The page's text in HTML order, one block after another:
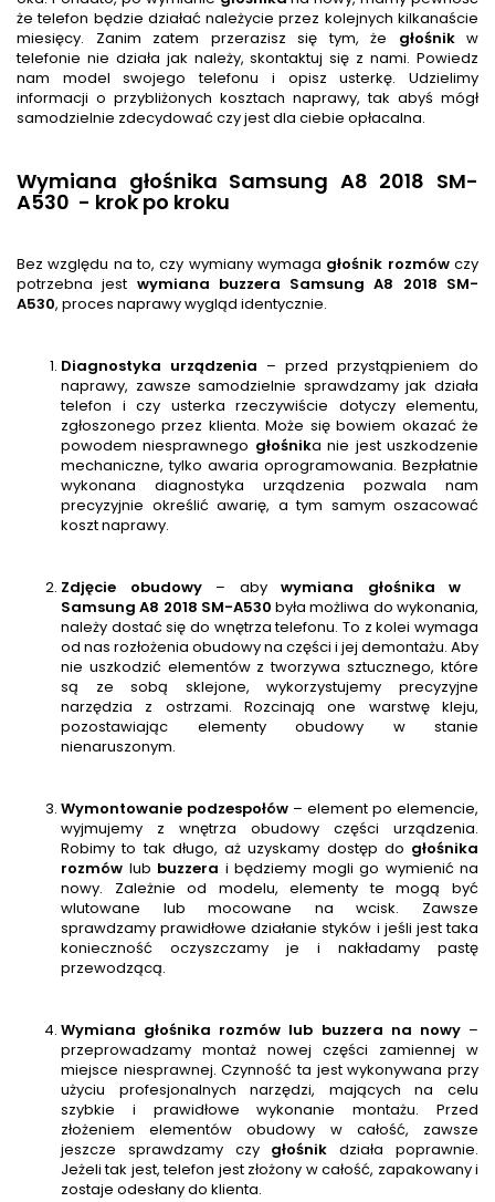
że telefon będzie działać należycie przez kolejnych kilkanaście
miesięcy. Zanim zatem przerazisz się tym, że głośnikw
telefonie nie działa jak należy, skontaktuj się z nami. Powiedz
nam model swojego telefonu i opisz usterkę. Udzielimy
informacji o przybliżonych kosztach naprawy, tak abyś mógł
samodzielnie zdecydować czy jest dla ciebie opłacalna.
Wymiana głośnika Samsung A8 2018 SM-
A530 - krok po kroku
Bez względu na to, czy wymiany wymaga głośnik rozmówczy
potrzebna jest wymiana buzzera Samsung A8 2018 SM-
A530, proces naprawy wygląd identycznie.
Diagnostyka urządzenia – przed przystąpieniem do
naprawy, zawsze samodzielnie sprawdzamy jak działa
telefon i czy usterka rzeczywiście dotyczy elementu,
zgłoszonego przez klienta. Może się bowiem okazać że
powodem niesprawnego głośnika nie jest uszkodzenie
mechaniczne, tylko awaria oprogramowania. Bezpłatnie
wykonana diagnostyka urządzenia pozwala nam
precyzyjnie określić awarię, a tym samym oszacować
koszt naprawy.
Zdjęcie obudowy– abywymiana głośnika w
Samsung A8 2018 SM-A530 była możliwa do wykonania,
należy dostać się do wnętrza telefonu. To z kolei wymaga
od nas rozłożenia obudowy na części i jej demontażu. Aby
nie uszkodzić elementów z tworzywa sztucznego, które
są ze sobą sklejone, wykorzystujemy precyzyjne
narzędzia z ostrzami. Rozcinają one warstwę kleju,
pozostawiając elementy obudowy w stanie
nienaruszonym.
Wymontowanie podzespołów – element po elemencie,
wyjmujemy z wnętrza obudowy części urządzenia.
Robimy to tak długo, aż uzyskamy dostęp do głośnika
rozmów lub buzzera i będziemy mogli go wymienić na
nowy. Zależnie od modelu, elementy te mogą być
wlutowane lub mocowane na wcisk. Zawsze
sprawdzamy prawidłowe działanie styków i jeśli jest taka
konieczność oczyszczamy je i nakładamy pastę
przewodzącą.
Wymiana głośnika rozmów lub buzzera na nowy–
przeprowadzamy montaż nowej części zamiennej w
miejsce niesprawnej. Czynność ta jest wykonywana przy
użyciu profesjonalnych narzędzi, mających na celu
szybkie i prawidłowe wykonanie montażu. Przed
złożeniem elementów obudowy w całość, zawsze
jeszcze sprawdzamy czy głośnik działa poprawnie.
Jeżeli tak jest, telefon jest złożony w całość, zapakowany i
zostaje odesłany do klienta.